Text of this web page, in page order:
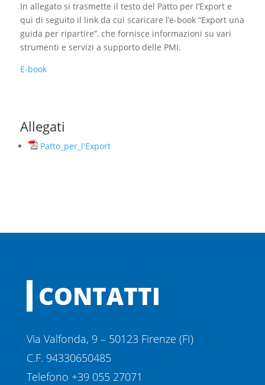
In allegato si trasmette il testo del Patto per l’Export e
qui di seguito il link da cui scaricare l’e-book “Export una
guida per ripartire”, che fornisce informazioni su vari
strumenti e servizi a supporto delle PMI.
E-book
Allegati
Patto_per_l'Export
CONTATTI
Via Valfonda, 9 – 50123 Firenze (FI)
C.F. 94330650485
Telefono +39 055 27071